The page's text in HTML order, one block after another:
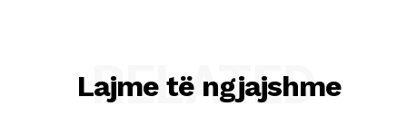
Lajme të ngjajshme
RELATED